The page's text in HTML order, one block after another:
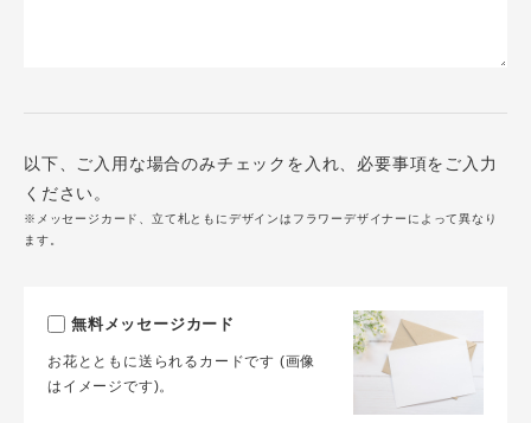
以下、ご入用な場合のみチェックを入れ、必要事項をご入力
ください。
※メッセージカード、立て札ともにデザインはフラワーデザイナーによって異なり
ます。
無料メッセージカード
お花とともに送られるカードです (画像
はイメージです)。